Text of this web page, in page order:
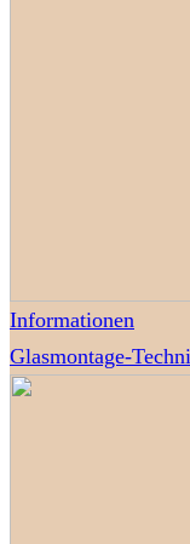
Informationen
Glasmontage-